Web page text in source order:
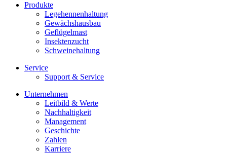
Produkte
Legehennenhaltung
Gewächshausbau
Geflügelmast
Insektenzucht
Schweinehaltung
Service
Support & Service
Unternehmen
Leitbild & Werte
Nachhaltigkeit
Management
Geschichte
Zahlen
Karriere